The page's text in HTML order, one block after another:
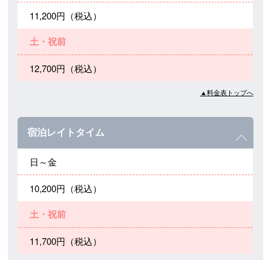
11,200円（税込）
土・祝前
12,700円（税込）
▲料金表トップへ
宿泊レイトタイム
日～金
10,200円（税込）
土・祝前
11,700円（税込）